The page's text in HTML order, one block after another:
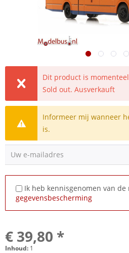
Dit product is
Sold out. Ausverkauft
Informeer mij wanneer
is.
Uw e-mailadres
Ik heb kennisgenomen van de
gegevensbescherming
€ 39,80 *
Inhoud: 1